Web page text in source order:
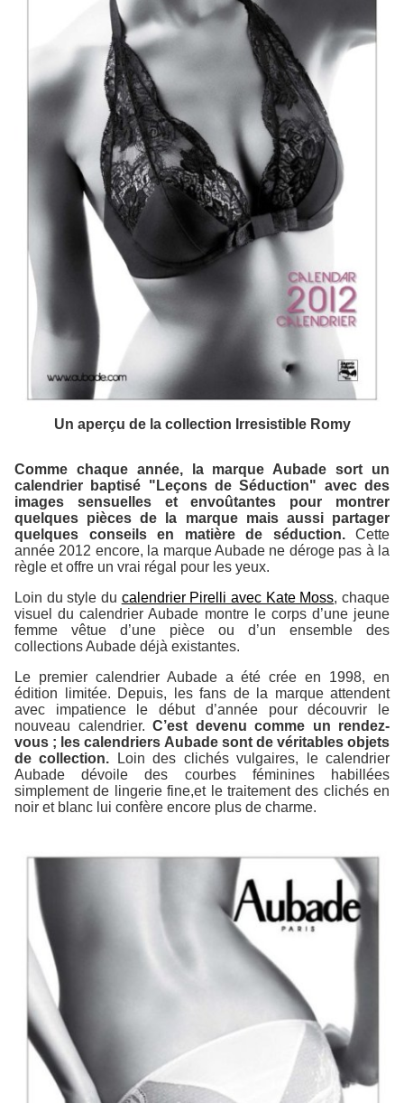
Un aperçu de la collection Irresistible Romy
Comme chaque année, la marque Aubade sort un
calendrier baptisé "Leçons de Séduction" avec des
images sensuelles et envoûtantes pour montrer
quelques pièces de la marque mais aussi partager
quelques conseils en matière de séduction.Cette
année 2012 encore, la marque Aubade ne déroge pas à la
règle et offre un vrai régal pour les yeux.
Loin du style du calendrier Pirelli avec Kate Moss, chaque
visuel du calendrier Aubade montre le corps d’une jeune
femme vêtue d’une pièce ou d’un ensemble des
collections Aubade déjà existantes.
Le premier calendrier Aubade a été crée en 1998, en
édition limitée. Depuis, les fans de la marque attendent
avec impatience le début d’année pour découvrir le
nouveau calendrier. C’est devenu comme un rendez-
vous ; les calendriers Aubade sont de véritables objets
de collection. Loin des clichés vulgaires, le calendrier
Aubade dévoile des courbes féminines habillées
simplement de lingerie fine,et le traitement des clichés en
noir et blanc lui confère encore plus de charme.